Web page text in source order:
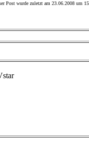
Post wurde zuletzt am 23.06.2008 um